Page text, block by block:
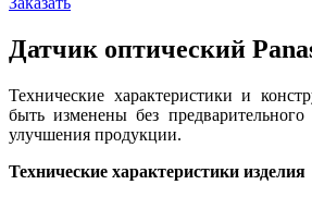
Датчик оптический
Технические характеристики и
быть изменены без
улучшения продукции.
Технические характеристики изделия